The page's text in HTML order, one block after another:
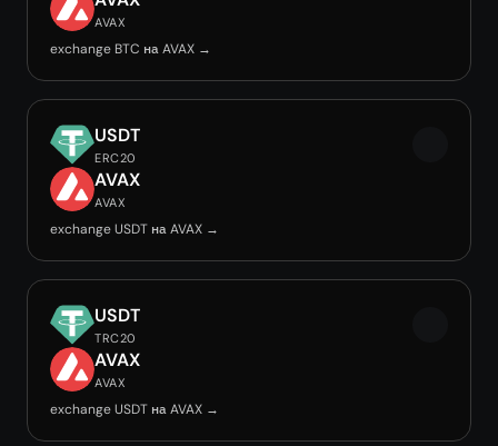
AVAX
exchange BTC на AVAX →
USDT
ERC20
AVAX
AVAX
exchange USDT на AVAX →
USDT
TRC20
AVAX
AVAX
exchange USDT на AVAX →